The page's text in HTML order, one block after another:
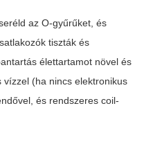
az O-gyűrűket, és
tiszták és
élettartamot növel és
(ha nincs elektronikus
és rendszeres coil-